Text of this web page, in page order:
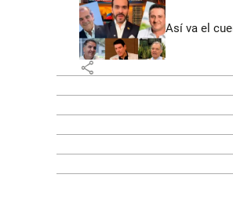
Así va el
share